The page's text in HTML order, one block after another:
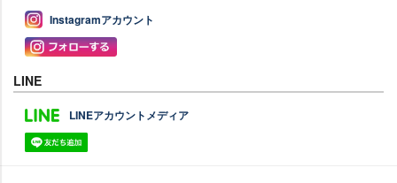
Instagramアカウント
LINE
LINEアカウントメディア